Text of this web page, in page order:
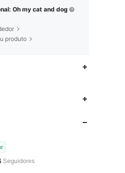
Oh my cat and dog
produto
Seguidores